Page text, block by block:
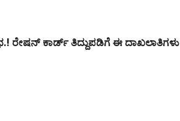
ರೇಷನ್ ಕಾರ್ಡ್ ತಿದ್ದುಪಡಿಗೆ ಈ ದಾಖಲಾತಿಗಳು